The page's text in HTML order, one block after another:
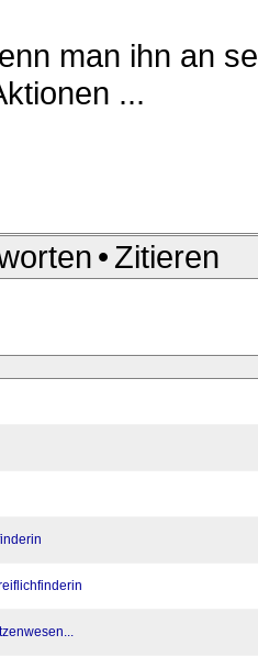
man ihn an
...
• Zitieren